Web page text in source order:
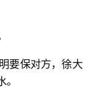
要保对方，徐大